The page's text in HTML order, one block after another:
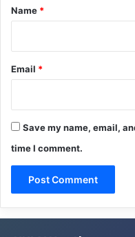
*
Name *
Email *
Save my name, email,
time I comment.